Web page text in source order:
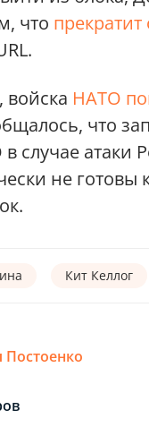
что
войска НАТО
что
случае атаки
не
Кит Келлог
Постоенко